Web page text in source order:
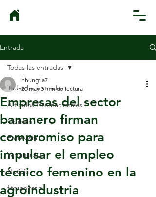
Entrada
Todas las entradas
Artículos Internacionales
Opinión
Entrevista
Vanguardia
Noticia
fitosanitario
Todas las entradas
Empresas del sector
bananero firman
compromiso para
impulsar el empleo
técnico femenino en la
agroindustria
hhungria7
20 may 3 min de lectura